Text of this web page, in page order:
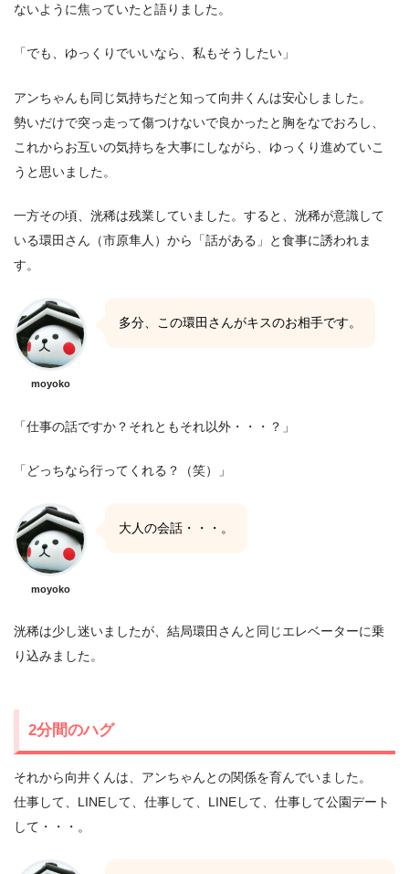
ないように焦っていたと語りました。
「でも、ゆっくりでいいなら、私もそうしたい」
アンちゃんも同じ気持ちだと知って向井くんは安心しました。
勢いだけで突っ走って傷つけないで良かったと胸をなでおろし、
これからお互いの気持ちを大事にしながら、ゆっくり進めていこ
うと思いました。
一方その頃、洸稀は残業していました。すると、洸稀が意識して
いる環田さん（市原隼人）から「話がある」と食事に誘われま
す。
moyoko
多分、この環田さんがキスのお相手です。
「仕事の話ですか？それともそれ以外・・・？」
「どっちなら行ってくれる？（笑）」
moyoko
大人の会話・・・。
洸稀は少し迷いましたが、結局環田さんと同じエレベーターに乗
り込みました。
2分間のハグ
それから向井くんは、アンちゃんとの関係を育んでいました。
仕事して、LINEして、仕事して、LINEして、仕事して公園デート
して・・・。